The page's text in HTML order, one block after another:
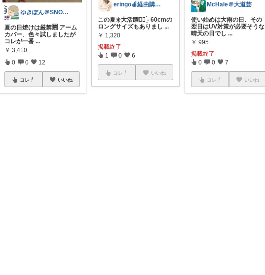
ゆきぽん＠SNOW KITCHEN 🙏
夏の日焼けは厳禁🈲 アーム
カバー、色々試しましたが
コレが一番 ...
￥ 3,410
0 0 12
コレ いいね
eringo🍎経由購入感謝です✨
この夏☀️大活躍✊🏻 ̖́- 60cmの
ロングサイズもありまし ...
￥ 1,320
掲載終了
1 0 6
コレ いいね
McHale＠大道芸
使い始めは大雨の日、その
翌日はUV対策が必要そうな
晴天の日でし ...
￥ 995
掲載終了
0 0 7
コレ いいね